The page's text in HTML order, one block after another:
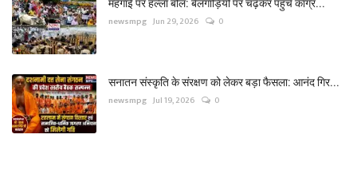
महंगाई पर हल्ला बोल: बैलगाड़ियों पर चढ़कर पहुंचे कांग्र...
newsmpg Jun 29, 2026 0
सनातन संस्कृति के संरक्षण को लेकर बड़ा फैसला: आनंद गिर...
newsmpg Jul 19, 2026 0